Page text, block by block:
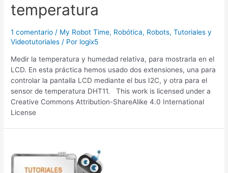
temperatura
1 comentario / My Robot Time, Robótica, Robots,Tutoriales y
Videotutoriales / Por logix5
Medir la temperatura y humedad relativa, para mostrarla en el
LCD. En esta práctica hemos usado dos extensiones, una para
controlar la pantalla LCD mediante el bus I2C, y otra para el
sensor de temperatura DHT11. This work is licensed under a
Creative Commons Attribution-ShareAlike 4.0 International
License